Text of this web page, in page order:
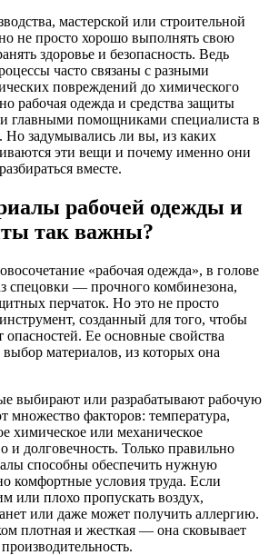
мастерской или строительной
не просто хорошо выполнять свою
здоровье и безопасность. Ведь
часто связаны с разными
повреждений до химического
рабочая одежда и средства защиты
главными помощниками специалиста в
Но задумывались ли вы, из каких
эти вещи и почему именно они
вместе.
рабочей одежды и
так важны?
«рабочая одежда», в голове
спецовки — прочного комбинезона,
перчаток. Но это не просто
созданный для того, чтобы
опасностей. Ее основные свойства
материалов, из которых она
выбирают или разрабатывают рабочую
множество факторов: температура,
химическое или механическое
и долговечность. Только правильно
способны обеспечить нужную
комфортные условия труда. Если
или плохо пропускать воздух,
или даже может получить аллергию.
плотная и жесткая — она сковывает